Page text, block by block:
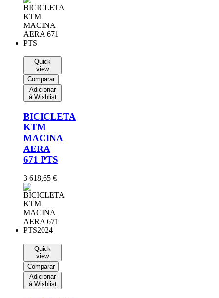
Quick
view
Comparar
Adicionar
á Wishlist
BICICLETA
KTM
MACINA
AERA
671 PTS
3 618,65 €
Quick
view
Comparar
Adicionar
á Wishlist